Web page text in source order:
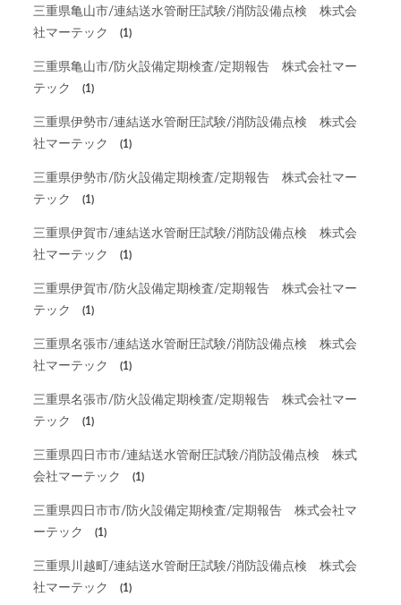
三重県亀山市/連結送水管耐圧試験/消防設備点検 株式会
社マーテック
(1)
三重県亀山市/防火設備定期検査/定期報告 株式会社マー
テック
(1)
三重県伊勢市/連結送水管耐圧試験/消防設備点検 株式会
社マーテック
(1)
三重県伊勢市/防火設備定期検査/定期報告 株式会社マー
テック
(1)
三重県伊賀市/連結送水管耐圧試験/消防設備点検 株式会
社マーテック
(1)
三重県伊賀市/防火設備定期検査/定期報告 株式会社マー
テック
(1)
三重県名張市/連結送水管耐圧試験/消防設備点検 株式会
社マーテック
(1)
三重県名張市/防火設備定期検査/定期報告 株式会社マー
テック
(1)
三重県四日市市/連結送水管耐圧試験/消防設備点検 株式
会社マーテック
(1)
三重県四日市市/防火設備定期検査/定期報告 株式会社マ
ーテック
(1)
三重県川越町/連結送水管耐圧試験/消防設備点検 株式会
社マーテック
(1)